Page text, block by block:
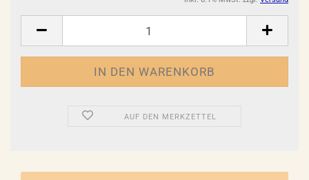
AUF DEN MERKZETTEL